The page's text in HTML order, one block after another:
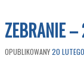
ZEBRANIE
OPUBLIKOWANY20